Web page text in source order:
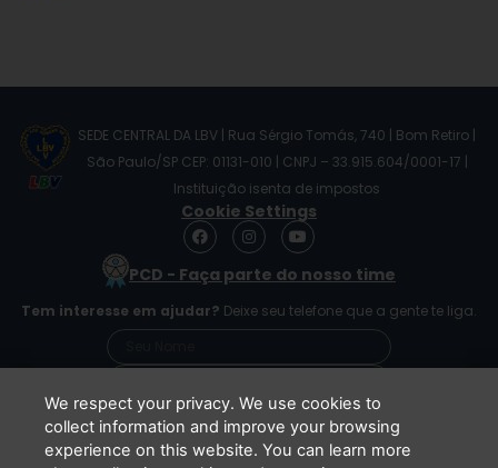
SEDE CENTRAL DA LBV | Rua Sérgio Tomás, 740 | Bom Retiro |
São Paulo/SP CEP: 01131-010 | CNPJ – 33.915.604/0001-17 |
Instituição isenta de impostos
Cookie Settings
F
a
e
o
o
I
n
s
t
g
r
m
Y
o
t
b
e
PCD - Faça parte do nosso time
Tem interesse em ajudar? Deixe seu telefone que a gente te liga.
Li e concordo que minhas informações serão
We respect your privacy. We use cookies to
collect information and improve your browsing
experience on this website. You can learn more